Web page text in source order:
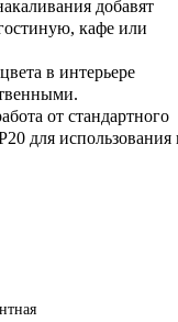
добавят
кафе или
в интерьере
от стандартного
для использования